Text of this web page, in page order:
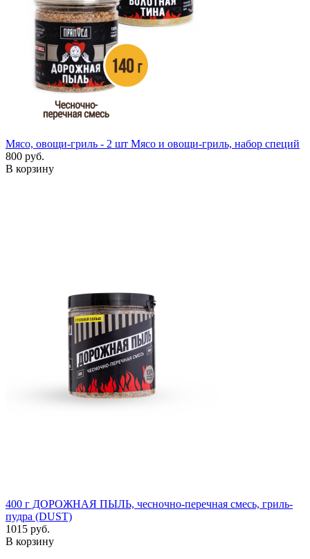
Мясо, овощи-гриль - 2 шт Мясо и овощи-гриль, набор специй
800 руб.
В корзину
400 г ДОРОЖНАЯ ПЫЛЬ, чесночно-перечная смесь, гриль-
пудра (DUST)
1015 руб.
В корзину